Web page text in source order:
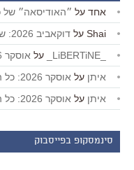
אחד על ״האודיסאה״ של
Shai על דוקאביב 2026: שש או שבע המלצות
על אוסקר 2026: כל הזוכים
איתן על אוסקר 2026: כל הזוכים
איתן על אוסקר 2026: כל הזוכים
סינמסקופ בפייסבוק